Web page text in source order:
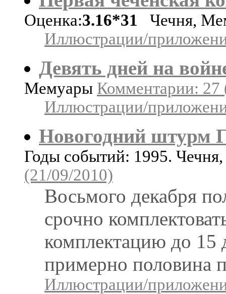
Оценка:3.16*31 Чечня,
Иллюстрации/
Девять дней на
Мемуары Комментарии: 27
Иллюстрации/
Новогодний штурм
Годы событий: 1995.
(21/09/2010)
Восьмого декабря
срочно
комплектацию до 15
примерно половина
Иллюстрации/